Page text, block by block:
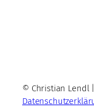
© Christian Lendl |